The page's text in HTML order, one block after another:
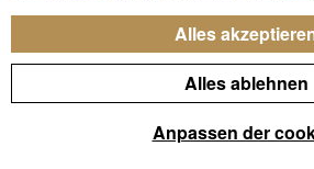
Produziert mit
Alles
Alles ablehnen
Anpassen der